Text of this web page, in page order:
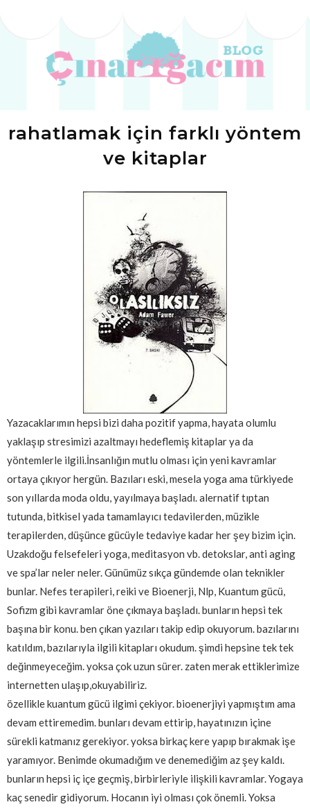
rahatlamak için farklı yöntem
ve kitaplar
Yazacaklarımın hepsi bizi daha pozitif yapma, hayata olumlu
yaklaşıp stresimizi azaltmayı hedeflemiş kitaplar ya da
yöntemlerle ilgili.İnsanlığın mutlu olması için yeni kavramlar
ortaya çıkıyor hergün. Bazıları eski, mesela yoga ama türkiyede
son yıllarda moda oldu, yayılmaya başladı. alernatif tıptan
tutunda, bitkisel yada tamamlayıcı tedavilerden, müzikle
terapilerden, düşünce gücüyle tedaviye kadar her şey bizim için.
Uzakdoğu felsefeleri yoga, meditasyon vb. detokslar, anti aging
ve spa’lar neler neler. Günümüz sıkça gündemde olan teknikler
bunlar. Nefes terapileri, reiki ve Bioenerji, Nlp, Kuantum gücü,
Sofizm gibi kavramlar öne çıkmaya başladı. bunların hepsi tek
başına bir konu. ben çıkan yazıları takip edip okuyorum. bazılarını
katıldım, bazılarıyla ilgili kitapları okudum. şimdi hepsine tek tek
değinmeyeceğim. yoksa çok uzun sürer. zaten merak ettiklerimize
internetten ulaşıp,okuyabiliriz.
özellikle kuantum gücü ilgimi çekiyor. bioenerjiyi yapmıştım ama
devam ettiremedim. bunları devam ettirip, hayatınızın içine
sürekli katmanız gerekiyor. yoksa birkaç kere yapıp bırakmak işe
yaramıyor. Benimde okumadığım ve denemediğim az şey kaldı.
bunların hepsi iç içe geçmiş, birbirleriyle ilişkili kavramlar. Yogaya
kaç senedir gidiyorum. Hocanın iyi olması çok önemli. Yoksa